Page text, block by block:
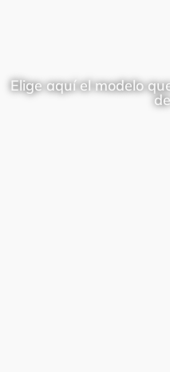
Elige aquí el modelo